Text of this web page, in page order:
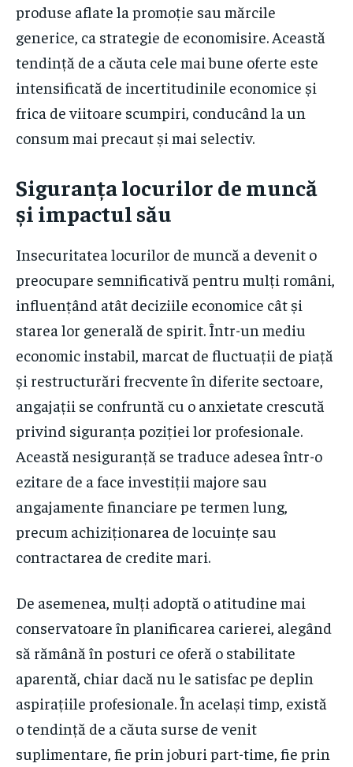
produse aflate la promoție sau mărcile
generice, ca strategie de economisire. Această
tendință de a căuta cele mai bune oferte este
intensificată de incertitudinile economice și
frica de viitoare scumpiri, conducând la un
consum mai precaut și mai selectiv.
Siguranța locurilor de muncă
și impactul său
Insecuritatea locurilor de muncă a devenit o
preocupare semnificativă pentru mulți români,
influențând atât deciziile economice cât și
starea lor generală de spirit. Într-un mediu
economic instabil, marcat de fluctuații de piață
și restructurări frecvente în diferite sectoare,
angajații se confruntă cu o anxietate crescută
privind siguranța poziției lor profesionale.
Această nesiguranță se traduce adesea într-o
ezitare de a face investiții majore sau
angajamente financiare pe termen lung,
precum achiziționarea de locuințe sau
contractarea de credite mari.
De asemenea, mulți adoptă o atitudine mai
conservatoare în planificarea carierei, alegând
să rămână în posturi ce oferă o stabilitate
aparentă, chiar dacă nu le satisfac pe deplin
aspirațiile profesionale. În același timp, există
o tendință de a căuta surse de venit
suplimentare, fie prin joburi part-time, fie prin